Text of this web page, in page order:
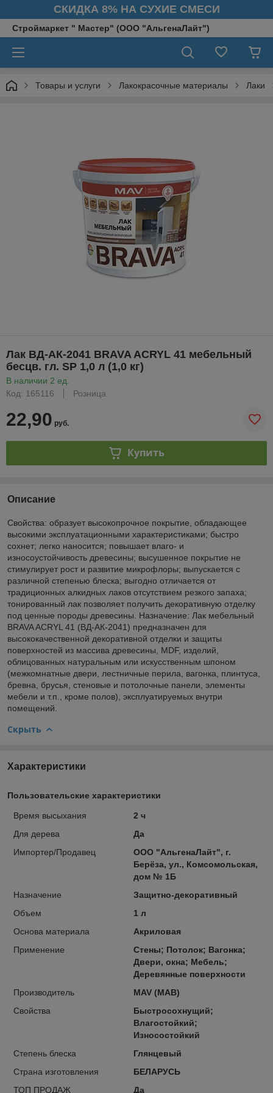
СКИДКА 8% НА СУХИЕ СМЕСИ
Строймаркет " Мастер" (ООО "АльгенаЛайт")
Товары и услуги Лакокрасочные материалы Лаки
Лак ВД-АК-2041 BRAVA ACRYL 41 мебельный
бесцв. гл. SP 1,0 л (1,0 кг)
В наличии 2 ед.
Код: 165116
Розница
22,90 руб.
Купить
Описание
Свойства: образует высокопрочное покрытие, обладающее
высокими эксплуатационными характеристиками; быстро
сохнет; легко наносится; повышает влаго- и
износоустойчивость древесины; высушенное покрытие не
стимулирует рост и развитие микрофлоры; выпускается с
различной степенью блеска; выгодно отличается от
традиционных алкидных лаков отсутствием резкого запаха;
тонированный лак позволяет получить декоративную отделку
под ценные породы древесины. Назначение: Лак мебельный
BRAVA ACRYL 41 (ВД-АК-2041) предназначен для
высококачественной декоративной отделки и защиты
поверхностей из массива древесины, MDF, изделий,
облицованных натуральным или искусственным шпоном
(межкомнатные двери, лестничные перила, вагонка, плинтуса,
бревна, брусья, стеновые и потолочные панели, элементы
мебели и т.п., кроме полов), эксплуатируемых внутри
помещений.
Скрыть
Характеристики
Пользовательские характеристики
Время высыхания
2 ч
Для дерева
Да
Импортер/Продавец
ООО "АльгенаЛайт", г.
Берёза, ул., Комсомольская,
дом № 1Б
Назначение
Защитно-декоративный
Объем
1 л
Основа материала
Акриловая
Применение
Стены; Потолок; Вагонка;
Двери, окна; Мебель;
Деревянные поверхности
Производитель
MAV (МАВ)
Свойства
Быстросохнущий;
Влагостойкий;
Износостойкий
Степень блеска
Глянцевый
Страна изготовления
БЕЛАРУСЬ
ТОП ПРОДАЖ
Да